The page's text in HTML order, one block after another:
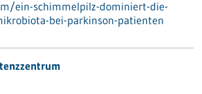
ein-schimmelpilz-dominiert-die-
bei-parkinson-patienten